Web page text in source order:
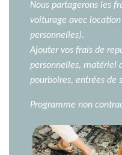
Nous partagerons les
voiturage avec
personnelles).
Ajouter vos frais de
personnelles, matériel
pourboires, entrées de
Programme non